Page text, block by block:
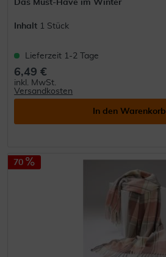
Das Must-Have im Winter
Inhalt 1 Stück
Lieferzeit 1-2 Tage
6,49 €
inkl. MwSt.
Versandkosten
In den Warenkorb
70